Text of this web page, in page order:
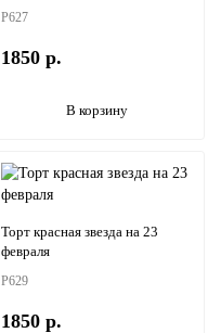
P627
1850 р.
В корзину
Торт красная звезда на 23
февраля
P629
1850 р.